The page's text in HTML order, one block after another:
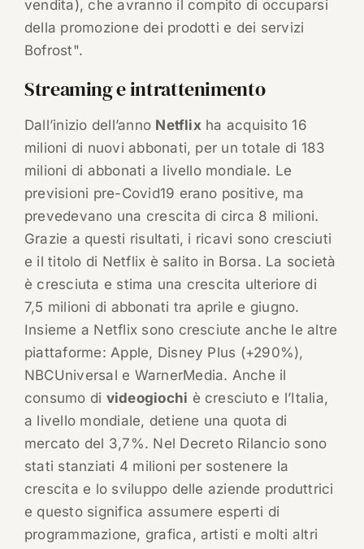
vendita), che avranno il compito di occuparsi
della promozione dei prodotti e dei servizi
Bofrost".
Streaming e intrattenimento
Dall’inizio dell’anno Netflixha acquisito 16
milioni di nuovi abbonati, per un totale di 183
milioni di abbonati a livello mondiale. Le
previsioni pre-Covid19 erano positive, ma
prevedevano una crescita di circa 8 milioni.
Grazie a questi risultati, i ricavi sono cresciuti
e il titolo di Netflix è salito in Borsa. La società
è cresciuta e stima una crescita ulteriore di
7,5 milioni di abbonati tra aprile e giugno.
Insieme a Netflix sono cresciute anche le altre
piattaforme: Apple, Disney Plus (+290%),
NBCUniversal e WarnerMedia. Anche il
consumo di videogiochi è cresciuto e l’Italia,
a livello mondiale, detiene una quota di
mercato del 3,7%. Nel Decreto Rilancio sono
stati stanziati 4 milioni per sostenere la
crescita e lo sviluppo delle aziende produttrici
e questo significa assumere esperti di
programmazione, grafica, artisti e molti altri